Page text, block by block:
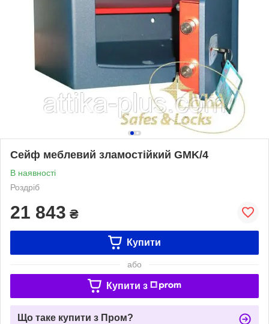
Сейф меблевий зламостійкий GMK/4
В наявності
Роздріб
21 843 ₴
Купити
або
Купити з
Що таке купити з Пром?